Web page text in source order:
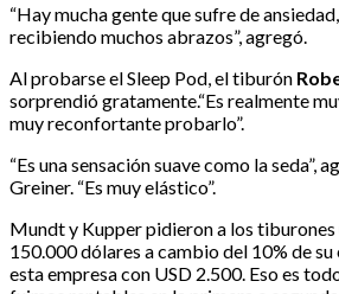
“Hay mucha gente que sufre de
recibiendo muchos abrazos”, agregó.
Al probarse el Sleep Pod, el tiburón
sorprendió gratamente.“Es realmente
muy reconfortante probarlo”.
“Es una sensación suave como la seda”,
Greiner. “Es muy elástico”.
Mundt y Kupper pidieron a los tiburones
150.000 dólares a cambio del 10% de su
esta empresa con USD 2.500. Eso es